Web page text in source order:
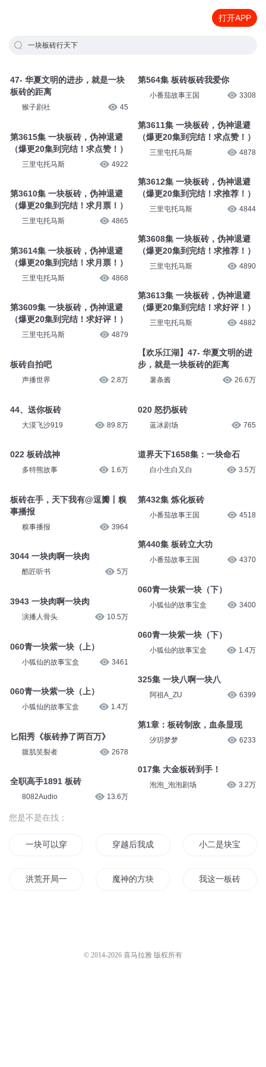
打开APP
一块板砖行天下
47- 华夏文明的进步，就是一块
板砖的距离
猴子剧社 45
第3615集 一块板砖，伪神退避
（爆更20集到完结！求点赞！）
三里屯托马斯 4922
第3610集 一块板砖，伪神退避
（爆更20集到完结！求月票！）
三里屯托马斯 4865
第3614集 一块板砖，伪神退避
（爆更20集到完结！求月票！）
三里屯托马斯 4868
第3609集 一块板砖，伪神退避
（爆更20集到完结！求好评！）
三里屯托马斯 4879
板砖自拍吧
声播世界 2.8万
44、送你板砖
大漠飞沙919 89.8万
022 板砖战神
多特熊故事 1.6万
板砖在手，天下我有@逗瓣丨糗
事播报
糗事播报 3964
3044 一块肉啊一块肉
酷匠听书 5万
3943 一块肉啊一块肉
演播人骨头 10.5万
060青一块紫一块（上）
小狐仙的故事宝盒 3461
060青一块紫一块（上）
小狐仙的故事宝盒 1.4万
匕阳秀《板砖挣了两百万》
腹肌笑裂者 2678
全职高手1891 板砖
8082Audio 13.6万
第564集 板砖板砖我爱你
小番茄故事王国 3308
第3611集 一块板砖，伪神退避
（爆更20集到完结！求点赞！）
三里屯托马斯 4878
第3612集 一块板砖，伪神退避
（爆更20集到完结！求推荐！）
三里屯托马斯 4844
第3608集 一块板砖，伪神退避
（爆更20集到完结！求推荐！）
三里屯托马斯 4890
第3613集 一块板砖，伪神退避
（爆更20集到完结！求好评！）
三里屯托马斯 4882
【欢乐江湖】47- 华夏文明的进
步，就是一块板砖的距离
薯条酱 26.6万
020 怒扔板砖
蓝冰剧场 765
道界天下1658集：一块命石
白小生白又白 3.5万
第432集 炼化板砖
小番茄故事王国 4518
第440集 板砖立大功
小番茄故事王国 4370
060青一块紫一块（下）
小狐仙的故事宝盒 3400
060青一块紫一块（下）
小狐仙的故事宝盒 1.4万
325集 一块八啊一块八
阿祖A_ZU 6399
第1章：板砖制敌，血条显现
汐玥梦梦 6233
017集 大金板砖到手！
泡泡_泡泡剧场 3.2万
您是不是在找：
一块可以穿越的古玉 穿越后我成了砖家 小二是块宝
洪荒开局一块神级板砖 魔神的方块日记 我这一板砖下去
© 2014-2026 喜马拉雅 版权所有